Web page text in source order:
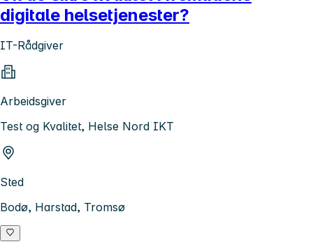
digitale helsetjenester?
IT-Rådgiver
Arbeidsgiver
Test og Kvalitet, Helse Nord IKT
Sted
Bodø, Harstad, Tromsø